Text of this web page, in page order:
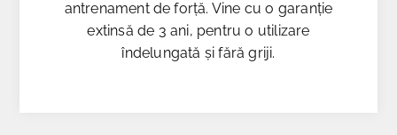
antrenament de forță. Vine cu o garanție
extinsă de 3 ani, pentru o utilizare
îndelungată și fără griji.